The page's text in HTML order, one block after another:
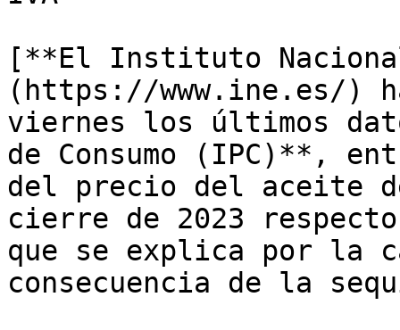
[**El Instituto
(https://www.ine.es/)
viernes los últimos
de Consumo (IPC)**,
del precio del aceite
cierre de 2023
que se explica por la
consecuencia de la